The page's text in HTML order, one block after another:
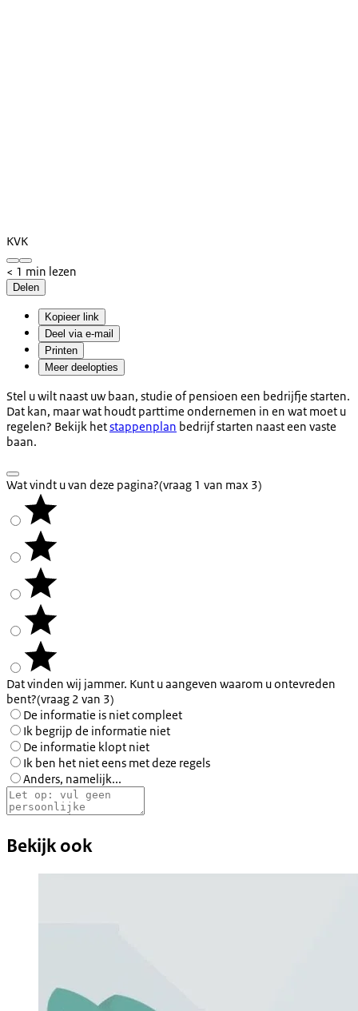
KVK
< 1 min lezen
Delen
Kopieer link
Deel via e-mail
Printen
Meer deelopties
Stel u wilt naast uw baan, studie of pensioen een bedrijfje starten.
Dat kan, maar wat houdt parttime ondernemen in en wat moet u
regelen? Bekijk hetstappenplan bedrijf starten naast een vaste
baan.
Wat vindt u van deze pagina?(vraag 1 van max 3)
Dat vinden wij jammer. Kunt u aangeven waarom u ontevreden
bent?(vraag 2 van 3)
De informatie is niet compleet
Ik begrijp de informatie niet
De informatie klopt niet
Ik ben het niet eens met deze regels
Anders, namelijk...
Bekijk ook